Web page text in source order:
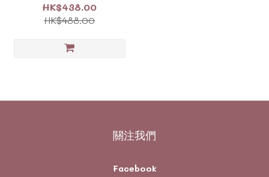
HK$438.00
HK$488.00
關注我們
Facebook